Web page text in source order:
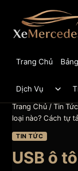
content
Trang Chủ
Dịch Vụ
menu
Trang Chủ / Tin Tức
loại nào? Cách tự
TIN TỨC
USB ô